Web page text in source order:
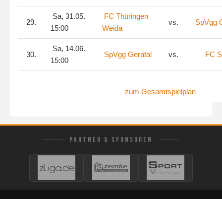
29.
Sa, 31.05.
15:00
FC Thüringen
Weida
vs. SpVgg
30.
Sa, 14.06.
15:00
SpVgg Geratal vs. FC
zum Gesamtspielplan
PARTNER & SPONSOREN